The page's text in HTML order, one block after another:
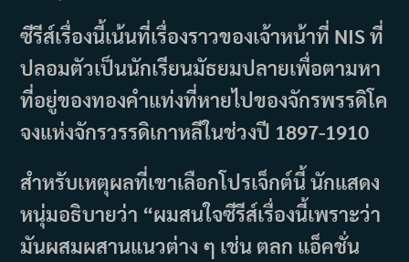
ซีรีส์เรื่องนี้เน้นที่เรื่องราวของเจ้าหน้าที่ NIS ที่
ปลอมตัวเป็นนักเรียนมัธยมปลายเพื่อตามหา
ที่อยู่ของทองคำแท่งที่หายไปของจักรพรรดิโค
จงแห่งจักรวรรดิเกาหลีในช่วงปี 1897-1910
สำหรับเหตุผลที่เขาเลือกโปรเจ็กต์นี้ นักแสดง
หนุ่มอธิบายว่า “ผมสนใจซีรีส์เรื่องนี้เพราะว่า
มันผสมผสานแนวต่าง ๆ เช่น ตลก แอ็คชั่น